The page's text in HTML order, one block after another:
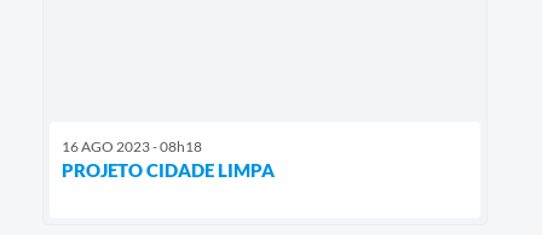
16 AGO 2023 - 08h18
PROJETO CIDADE LIMPA